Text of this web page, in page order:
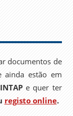
documentos de
ainda estão em
e quer ter
registo online.